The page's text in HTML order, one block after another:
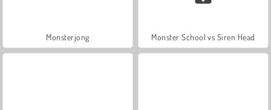
Monsterjong Monster School vs Siren Head